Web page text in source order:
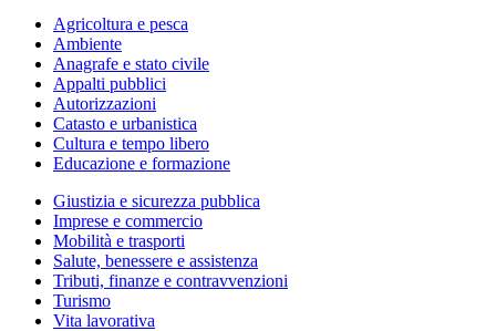
Agricoltura e pesca
Ambiente
Anagrafe e stato civile
Appalti pubblici
Autorizzazioni
Catasto e urbanistica
Cultura e tempo libero
Educazione e formazione
Giustizia e sicurezza pubblica
Imprese e commercio
Mobilità e trasporti
Salute, benessere e assistenza
Tributi, finanze e contravvenzioni
Turismo
Vita lavorativa